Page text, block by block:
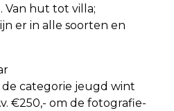
Van hut tot villa;
er in alle soorten en
de categorie jeugd wint
€250,- om de fotografie-